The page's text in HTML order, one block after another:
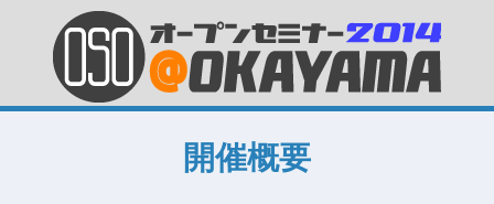
開催概要